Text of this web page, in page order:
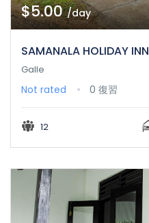
$5.00/day
SAMANALA HOLIDAY INN
Galle
Not rated 0 復習
12